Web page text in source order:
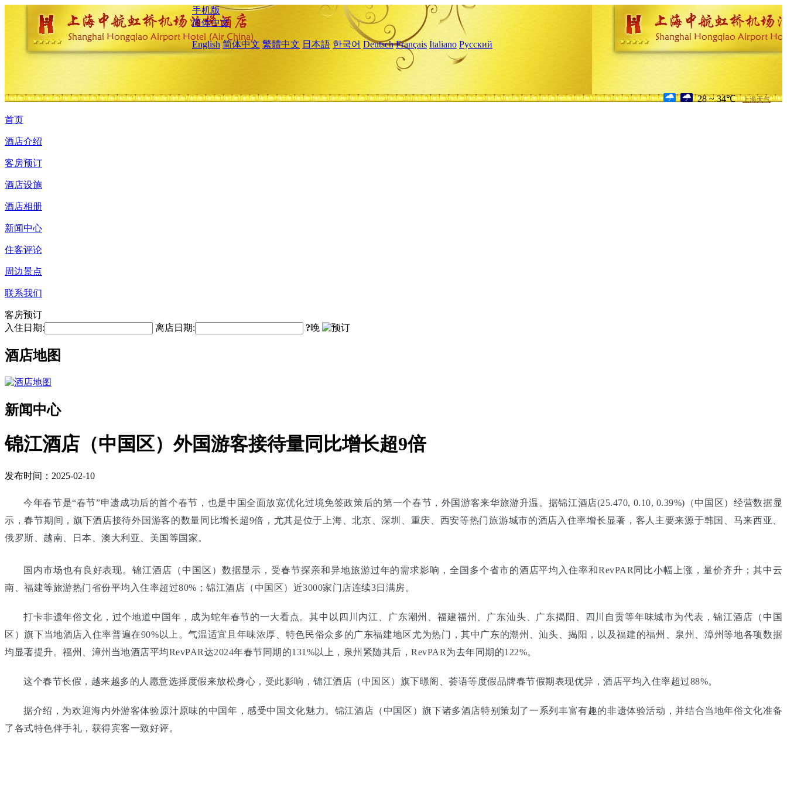
手机版
简体中文
English 简体中文 繁體中文 日本語 한국어 Deutsch Français Italiano Русский
28 ~ 34℃ 上海天气
首页
酒店介绍
客房预订
酒店设施
酒店相册
新闻中心
住客评论
周边景点
联系我们
客房预订
入住日期:
离店日期: ?晚
酒店地图
新闻中心
锦江酒店（中国区）外国游客接待量同比增长超9倍
发布时间：2025-02-10
今年春节是“春节”申遗成功后的首个春节，也是中国全面放宽优化过境免签政策后的第一个春节，外国游客来华旅游升温。据锦江酒店(25.470, 0.10, 0.39%)（中国区）经营数据显
示，春节期间，旗下酒店接待外国游客的数量同比增长超9倍，尤其是位于上海、北京、深圳、重庆、西安等热门旅游城市的酒店入住率增长显著，客人主要来源于韩国、马来西亚、
俄罗斯、越南、日本、澳大利亚、美国等国家。
国内市场也有良好表现。锦江酒店（中国区）数据显示，受春节探亲和异地旅游过年的需求影响，全国多个省市的酒店平均入住率和RevPAR同比小幅上涨，量价齐升；其中云
南、福建等旅游热门省份平均入住率超过80%；锦江酒店（中国区）近3000家门店连续3日满房。
打卡非遗年俗文化，过个地道中国年，成为蛇年春节的一大看点。其中以四川内江、广东潮州、福建福州、广东汕头、广东揭阳、四川自贡等年味城市为代表，锦江酒店（中国
区）旗下当地酒店入住率普遍在90%以上。气温适宜且年味浓厚、特色民俗众多的广东福建地区尤为热门，其中广东的潮州、汕头、揭阳，以及福建的福州、泉州、漳州等地各项数据
均显著提升。福州、漳州当地酒店平均RevPAR达2024年春节同期的131%以上，泉州紧随其后，RevPAR为去年同期的122%。
这个春节长假，越来越多的人愿意选择度假来放松身心，受此影响，锦江酒店（中国区）旗下暻阁、荟语等度假品牌春节假期表现优异，酒店平均入住率超过88%。
据介绍，为欢迎海内外游客体验原汁原味的中国年，感受中国文化魅力。锦江酒店（中国区）旗下诸多酒店特别策划了一系列丰富有趣的非遗体验活动，并结合当地年俗文化准备
了各式特色伴手礼，获得宾客一致好评。